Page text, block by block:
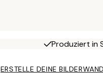
Produziert in
ERSTELLE DEINE BILDERWAND